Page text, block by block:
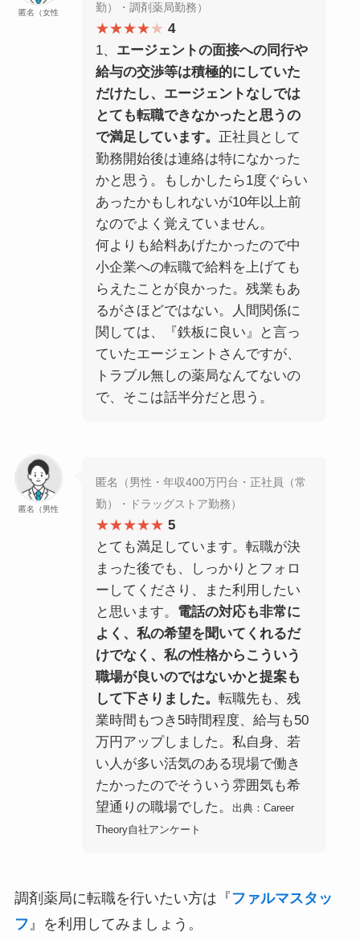
匿名（女性
勤）・調剤薬局勤務）
★★★★★ 4
1、 エージェントの面接への同行や
給与の交渉等は積極的にしていた
だけたし、エージェントなしでは
とても転職できなかったと思うの
で満足しています。
正社員として
勤務開始後は連絡は特になかった
かと思う。もしかしたら1度ぐらい
あったかもしれないが10年以上前
なのでよく覚えていません。
何よりも給料あげたかったので中
小企業への転職で給料を上げても
らえたことが良かった。残業もあ
るがさほどではない。人間関係に
関しては、『鉄板に良い』と言っ
ていたエージェントさんですが、
トラブル無しの薬局なんてないの
で、そこは話半分だと思う。
匿名（男性
匿名（男性・年収400万円台・正社員（常
勤）・ドラッグストア勤務）
★★★★★ 5
とても満足しています。転職が決
まった後でも、しっかりとフォロ
ーしてくださり、また利用したい
と思います。 電話の対応も非常に
よく、私の希望を聞いてくれるだ
けでなく、私の性格からこういう
職場が良いのではないかと提案も
して下さりました。 転職先も、残
業時間もつき5時間程度、給与も50
万円アップしました。私自身、若
い人が多い活気のある現場で働き
たかったのでそういう雰囲気も希
望通りの職場でした。
出典：Career
Theory自社アンケート
調剤薬局に転職を行いたい方は『 ファルマスタッ
フ 』を利用してみましょう。